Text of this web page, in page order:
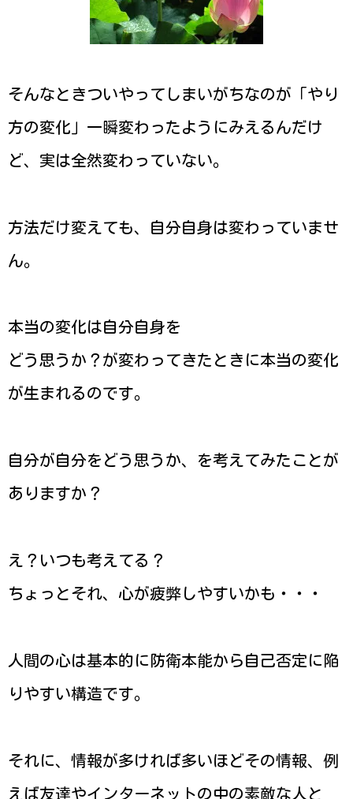
そんなときついやってしまいがちなのが「やり
方の変化」一瞬変わったようにみえるんだけ
ど、実は全然変わっていない。
方法だけ変えても、自分自身は変わっていませ
ん。
本当の変化は自分自身を
どう思うか？が変わってきたときに本当の変化
が生まれるのです。
自分が自分をどう思うか、を考えてみたことが
ありますか？
え？いつも考えてる？
ちょっとそれ、心が疲弊しやすいかも・・・
人間の心は基本的に防衛本能から自己否定に陥
りやすい構造です。
それに、情報が多ければ多いほどその情報、例
えば友達やインターネットの中の素敵な人と